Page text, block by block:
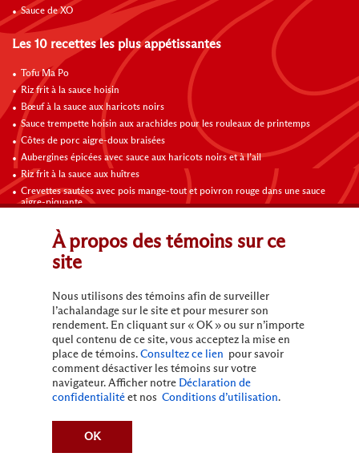
Sauce de XO
Les 10 recettes les plus appétissantes
Tofu Ma Po
Riz frit à la sauce hoisin
Bœuf à la sauce aux haricots noirs
Sauce trempette hoisin aux arachides pour les rouleaux de printemps
Côtes de porc aigre-doux braisées
Aubergines épicées avec sauce aux haricots noirs et à l’ail
Riz frit à la sauce aux huîtres
Crevettes sautées avec pois mange-tout et poivron rouge dans une sauce
aigre-piquante
Omelette au poulet, champignons et tomates
Contactez-nous
Conditions d’utilisation
Politique de confidentialité
Ne pas vendre mes informations personnelles
Demande – Mes renseignements personnels
À propos des témoins sur ce
site
Nous utilisons des témoins afin de surveiller
l’achalandage sur le site et pour mesurer son
rendement. En cliquant sur « OK » ou sur n’importe
quel contenu de ce site, vous acceptez la mise en
place de témoins. Consultez ce lien pour savoir
comment désactiver les témoins sur votre
navigateur. Afficher notre Déclaration de
confidentialité et nos Conditions d’utilisation.
OK